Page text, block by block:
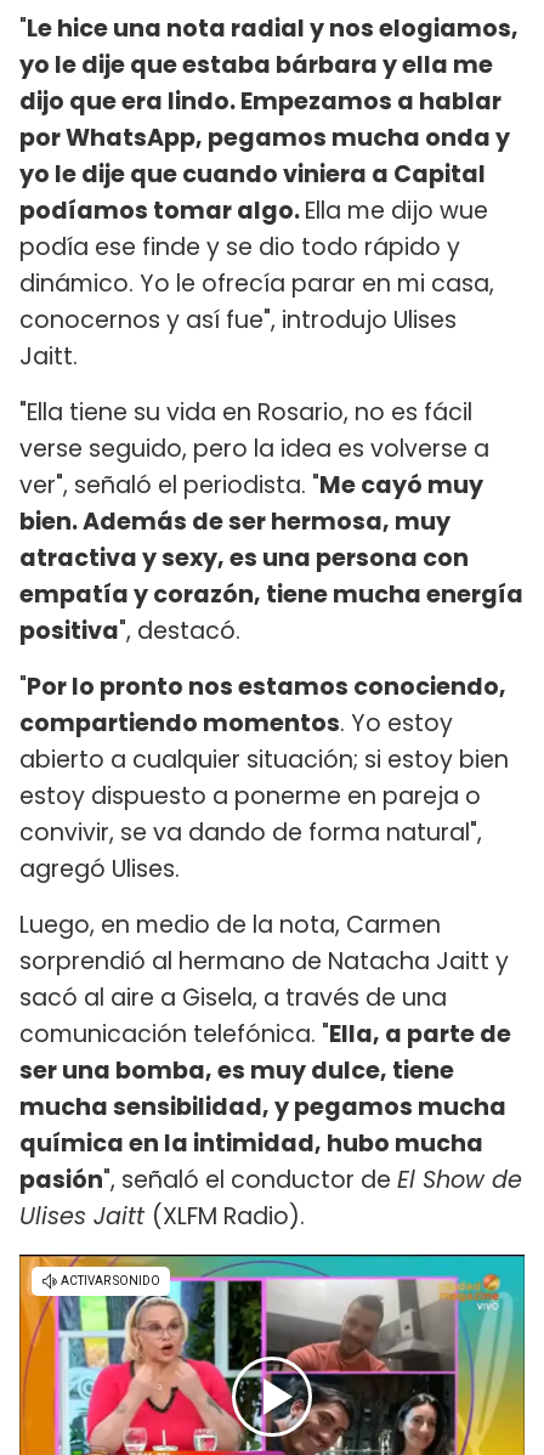
"Le hice una nota radial y nos elogiamos,
yo le dije que estaba bárbara y ella me
dijo que era lindo. Empezamos a hablar
por WhatsApp, pegamos mucha onda y
yo le dije que cuando viniera a Capital
podíamos tomar algo.Ella me dijo wue
podía ese finde y se dio todo rápido y
dinámico. Yo le ofrecía parar en mi casa,
conocernos y así fue", introdujo Ulises
Jaitt.
"Ella tiene su vida en Rosario, no es fácil
verse seguido, pero la idea es volverse a
ver", señaló el periodista. "Me cayó muy
bien. Además de ser hermosa, muy
atractiva y sexy, es una persona con
empatía y corazón, tiene mucha energía
positiva", destacó.
"Por lo pronto nos estamos conociendo,
compartiendo momentos. Yo estoy
abierto a cualquier situación; si estoy bien
estoy dispuesto a ponerme en pareja o
convivir, se va dando de forma natural",
agregó Ulises.
Luego, en medio de la nota, Carmen
sorprendió al hermano de Natacha Jaitt y
sacó al aire a Gisela, a través de una
comunicación telefónica. "Ella, a parte de
ser una bomba, es muy dulce, tiene
mucha sensibilidad, y pegamos mucha
química en la intimidad, hubo mucha
pasión", señaló el conductor de El Show de
Ulises Jaitt (XLFM Radio).